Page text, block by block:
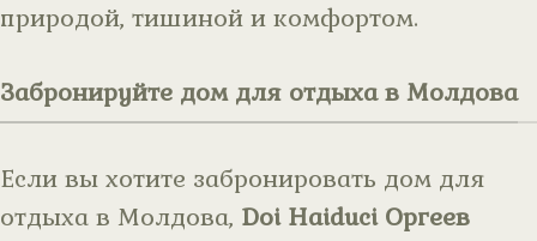
природой, тишиной и комфортом.
Забронируйте дом для отдыха в Молдова
Если вы хотите забронировать дом для
отдыха в Молдова, Doi Haiduci Оргеев